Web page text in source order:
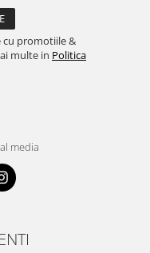
cu promotiile &
multe in Politica
media